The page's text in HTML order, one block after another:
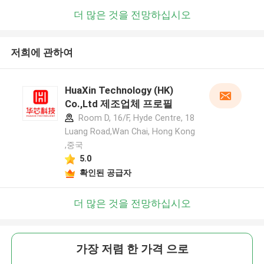
더 많은 것을 전망하십시오
저희에 관하여
HuaXin Technology (HK)
Co.,Ltd 제조업체 프로필
Room D, 16/F, Hyde Centre, 18
Luang Road,Wan Chai, Hong Kong
,중국
5.0
확인된 공급자
더 많은 것을 전망하십시오
가장 저렴 한 가격 으로